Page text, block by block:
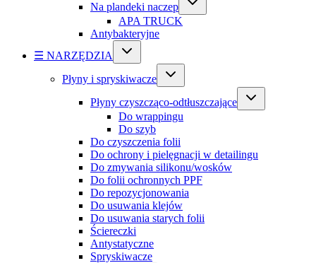
Na plandeki naczep
APA TRUCK
Antybakteryjne
☰ NARZĘDZIA
Płyny i spryskiwacze
Płyny czyszcząco-odtłuszczające
Do wrappingu
Do szyb
Do czyszczenia folii
Do ochrony i pielęgnacji w detailingu
Do zmywania silikonu/wosków
Do folii ochronnych PPF
Do repozycjonowania
Do usuwania klejów
Do usuwania starych folii
Ściereczki
Antystatyczne
Spryskiwacze